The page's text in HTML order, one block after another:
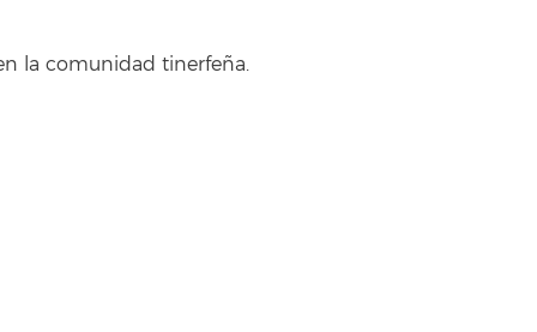
la comunidad tinerfeña.